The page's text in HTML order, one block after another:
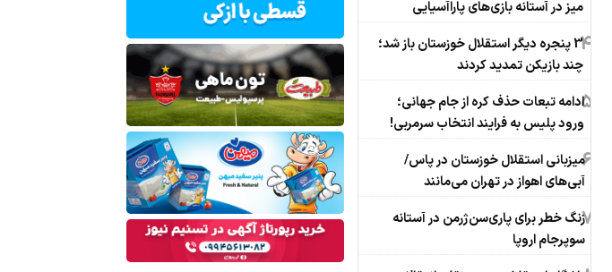
میز در آستانه بازی‌های پاراآسیایی
4 3 پنجره دیگر استقلال خوزستان باز شد؛
چند بازیکن تمدید کردند
5ادامه تبعات حذف کره از جام جهانی؛
ورود پلیس به فرایند انتخاب سرمربی!
6میزبانی استقلال خوزستان در پاس/
آبی‌های اهواز در تهران می‌مانند
7زنگ خطر برای پاری‌سن‌ژرمن در آستانه
سوپرجام اروپا